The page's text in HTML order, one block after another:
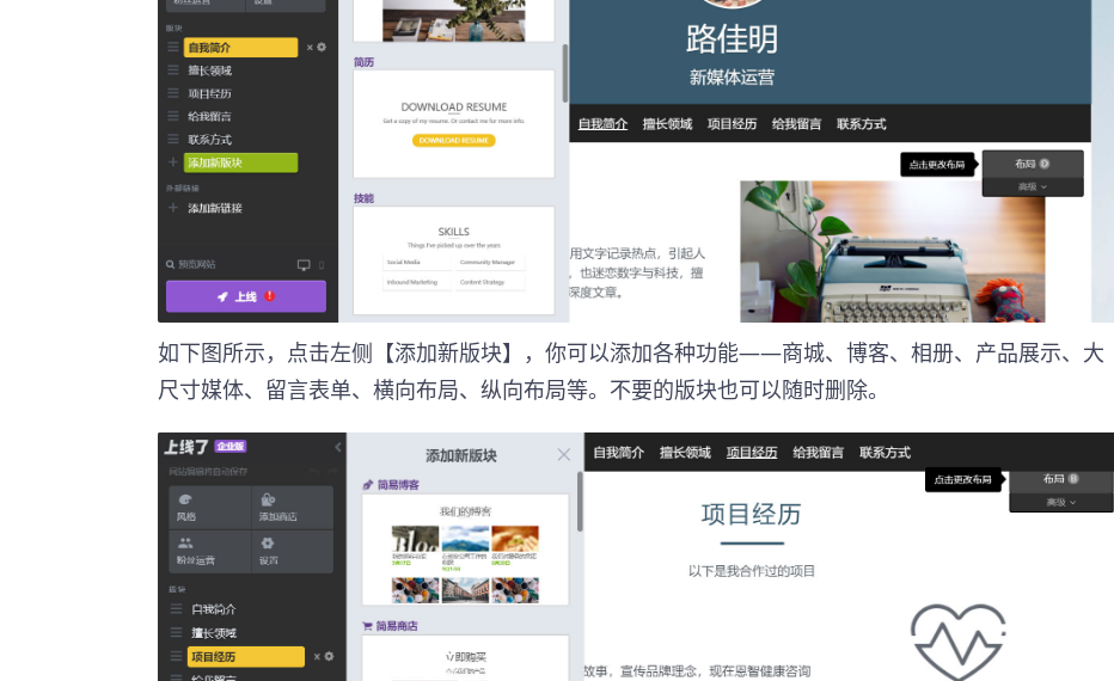
如下图所示，点击左侧【添加新版块】，你可以添加各种功能——商城、博客、相册、产品展示、大
尺寸媒体、留言表单、横向布局、纵向布局等。不要的版块也可以随时删除。